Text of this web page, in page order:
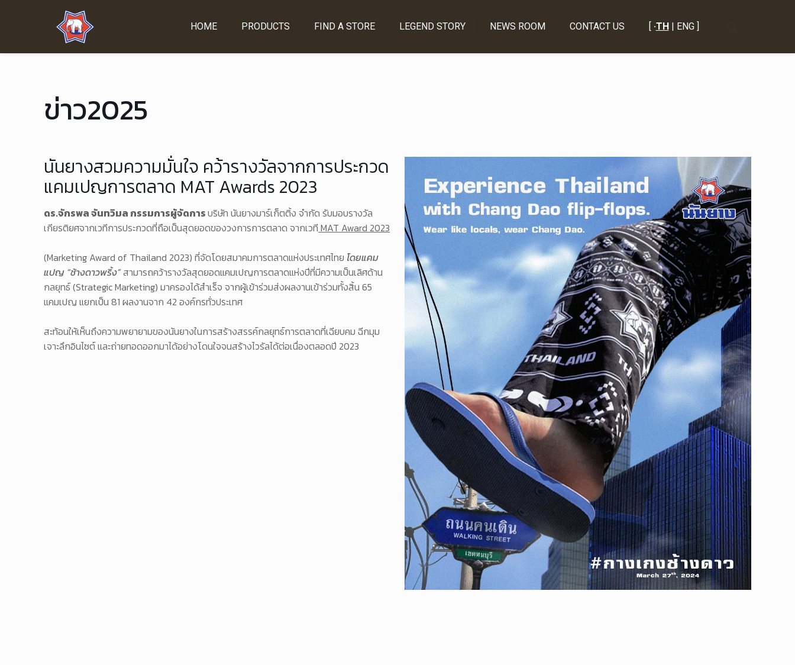
HOME PRODUCTS FIND A STORE LEGEND STORY NEWS ROOM CONTACT US [ ·TH| ENG ]
ข่าว2025
นันยางสวมความมั่นใจ คว้ารางวัลจากการประกวด
แคมเปญการตลาด MAT Awards 2023
ดร.จักรพล จันทวิมล กรรมการผู้จัดการบริษัท นันยางมาร์เก็ตติ้ง จำกัด รับมอบรางวัล
เกียรติยศจากเวทีการประกวดที่ถือเป็นสุดยอดของวงการการตลาด จากเวที MAT Award 2023
(Marketing Award of Thailand 2023) ที่จัดโดยสมาคมการตลาดแห่งประเทศไทย โดยแคม
แปญ “ช้างดาวพริ้ง”สามารถคว้ารางวัลสุดยอดแคมเปญการตลาดแห่งปีที่มีความเป็นเลิศด้าน
กลยุทธ์ (Strategic Marketing) มาครองได้สำเร็จ จากผู้เข้าร่วมส่งผลงานเข้าร่วมทั้งสิ้น 65
แคมเปญ แยกเป็น 81 ผลงานจาก 42 องค์กรทั่วประเทศ
สะท้อนให้เห็นถึงความพยายามของนันยางในการสร้างสรรค์กลยุทธ์การตลาดที่เฉียบคม ฉีกมุม
เจาะลึกอินไซต์ และถ่ายทอดออกมาได้อย่างโดนใจจนสร้างไวรัลได้ต่อเนื่องตลอดปี 2023